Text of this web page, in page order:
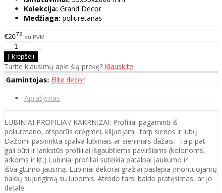
Kolekcija: Grand Decor
Medžiaga: poliuretanas
€2076 su PVM
Turite klausimų apie šią prekę? Klauskite
Gamintojas: Elite decor
Aprašymas
LUBINIAI PROFILIAI/ KAKRNIZAI: Profiliai pagaminti iš
poliuretano, atsparūs drėgmei, klijuojami tarp sienos ir lubų.
Dažomi pasirinkta spalva lubiniais ar sieniniais dažais. Taip pat
gali būti ir lankstūs profiliiai išgaubtiems paviršiams (kolonoms,
arkoms ir kt.) Lubiniai profiliai suteikia patalpai jaukumo ir
išbaigtumo jausmą. Lubiniai dekorai gražiai paslepia įmontuojamų
baldų sujungimą su lubomis. Atrodo tarsi baldo pratęsimas, ar jo
detalė.